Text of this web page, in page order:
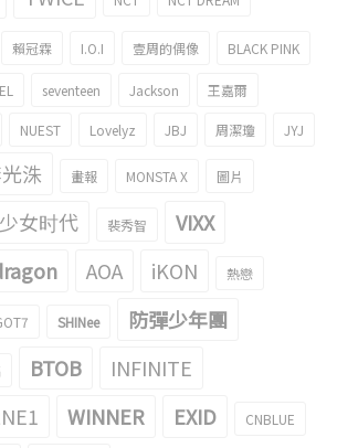
賴冠霖 I.O.I 壹周的偶像 BLACK PINK
seventeen Jackson 王嘉爾
NUEST Lovelyz JBJ 周潔瓊 JYJ
洙 畫報 MONSTA X 圖片
少女时代 裴秀智 VIXX
AOA iKON 熱戀
SHINee 防彈少年團
BTOB
INFINITE
WINNER EXID CNBLUE